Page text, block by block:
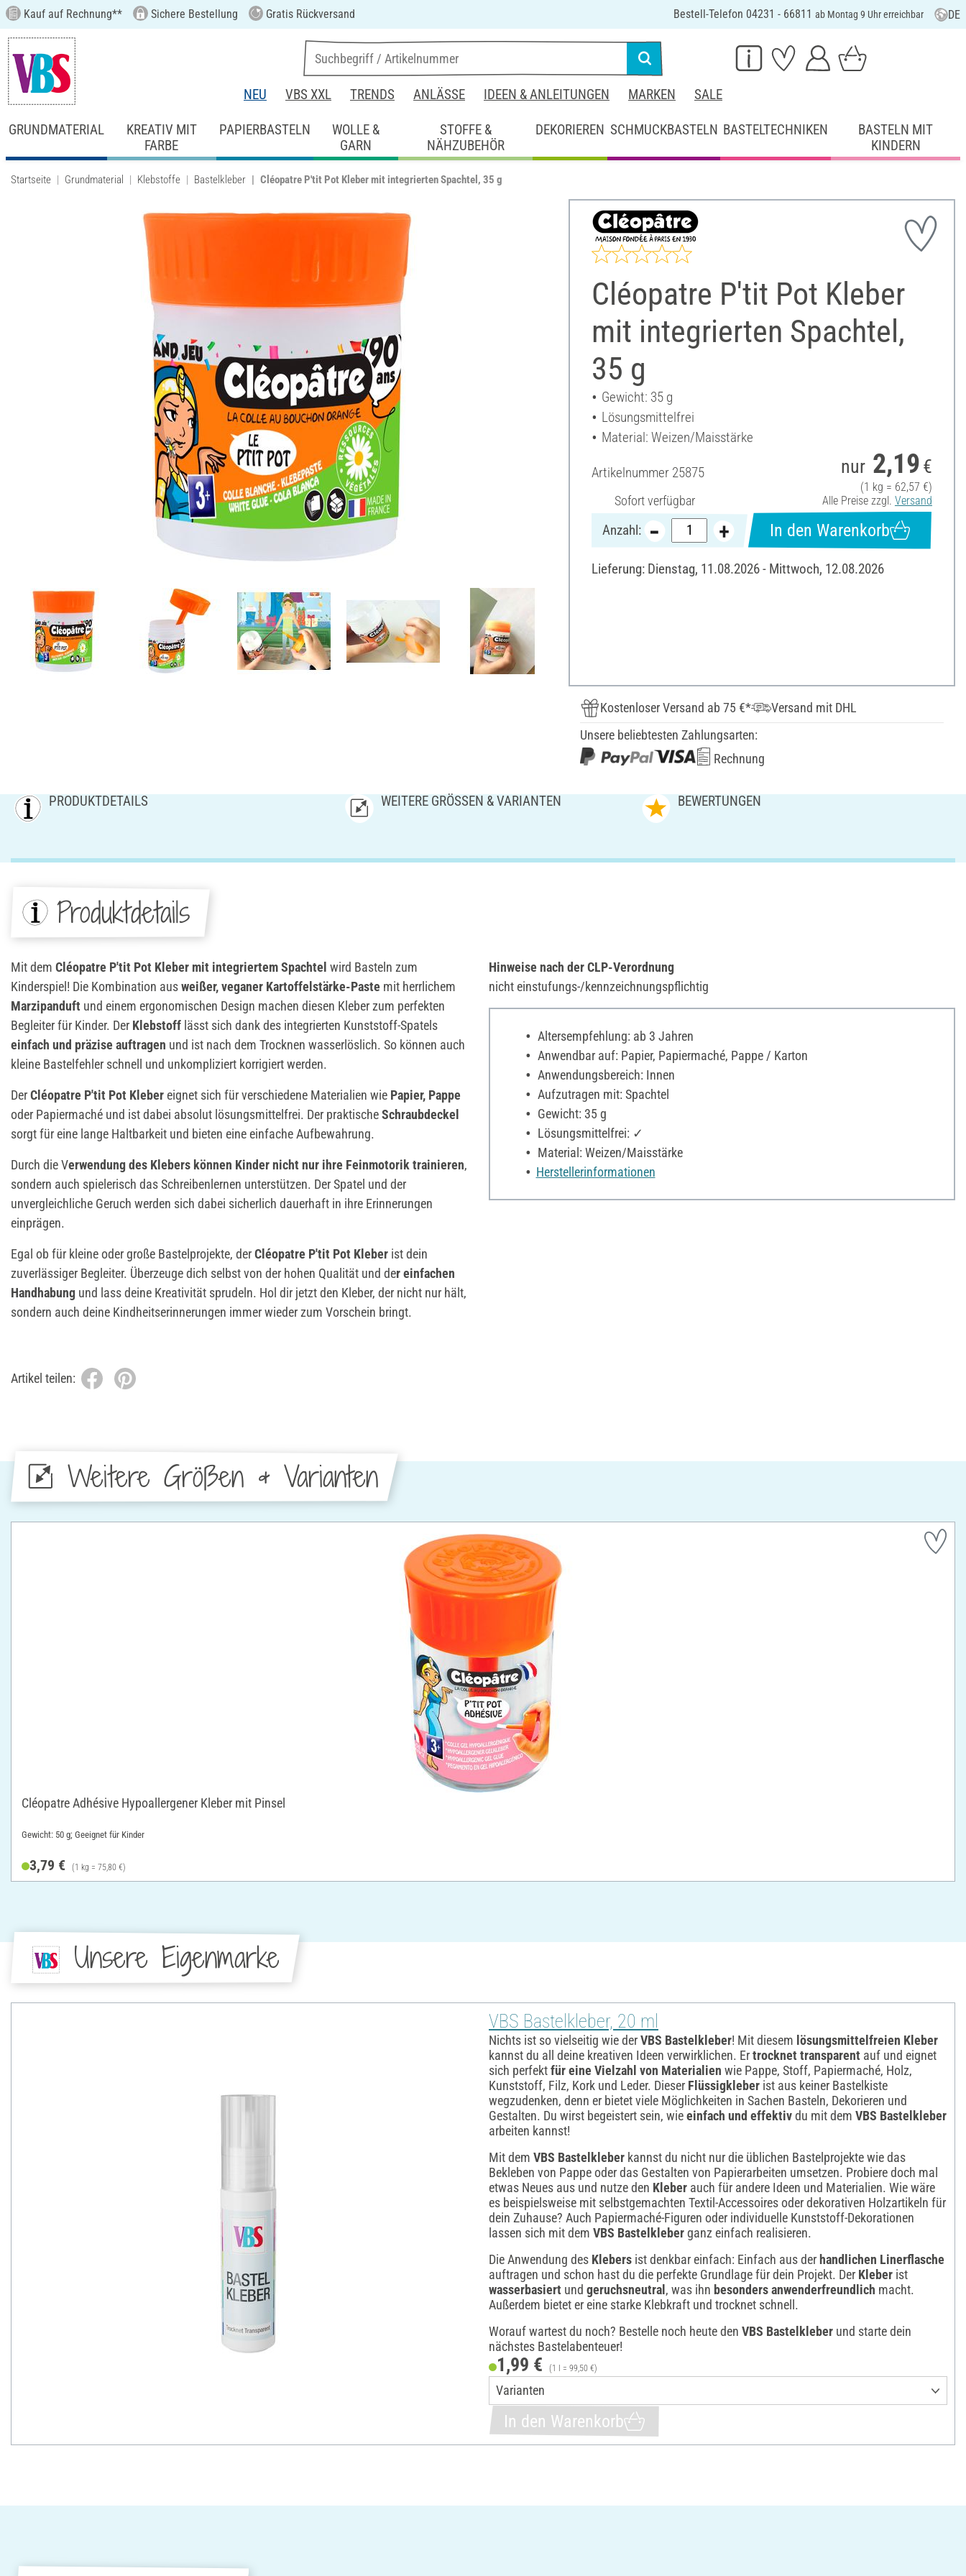
Kauf auf Rechnung** Sichere Bestellung Gratis Rückversand Bestell-Telefon 04231 - 66811 ab Montag 9 Uhr erreichbar DE
NEU VBS XXL TRENDS ANLÄSSE IDEEN & ANLEITUNGEN MARKEN SALE
GRUNDMATERIAL
KREATIV MIT
FARBE
PAPIERBASTELN
WOLLE &
GARN
STOFFE &
NÄHZUBEHÖR
DEKORIEREN SCHMUCKBASTELN BASTELTECHNIKEN
BASTELN MIT
KINDERN
Startseite Grundmaterial Klebstoffe Bastelkleber Cléopatre P'tit Pot Kleber mit integrierten Spachtel, 35 g
Cléopatre P'tit Pot Kleber
mit integrierten Spachtel,
35 g
Gewicht: 35 g
Lösungsmittelfrei
Material: Weizen/Maisstärke
Artikelnummer 25875
Sofort verfügbar
nur 2,19 €
(1 kg = 62,57 €)
Alle Preise zzgl. Versand
Anzahl: In den Warenkorb
Lieferung: Dienstag, 11.08.2026 - Mittwoch, 12.08.2026
Kostenloser Versand ab 75 €*
Versand mit DHL
Unsere beliebtesten Zahlungsarten:
Rechnung
PRODUKTDETAILS WEITERE GRÖSSEN & VARIANTEN BEWERTUNGEN
Produktdetails
Mit dem Cléopatre P'tit Pot Kleber mit integriertem Spachtel wird Basteln zum
Kinderspiel! Die Kombination ausweißer, veganer Kartoffelstärke-Paste mit herrlichem
Marzipanduft und einem ergonomischen Design machen diesen Kleber zum perfekten
Begleiter für Kinder. Der Klebstoff lässt sich dank des integrierten Kunststoff-Spatels
einfach und präzise auftragen und ist nach dem Trocknen wasserlöslich. So können auch
kleine Bastelfehler schnell und unkompliziert korrigiert werden.
DerCléopatre P'tit Pot Kleber eignet sich für verschiedene Materialien wie Papier, Pappe
oder Papiermaché und ist dabei absolut lösungsmittelfrei. Der praktischeSchraubdeckel
sorgt für eine lange Haltbarkeit und bieten eine einfache Aufbewahrung.
Durch die Verwendung des Klebers können Kinder nicht nur ihre Feinmotorik trainieren,
sondern auch spielerisch das Schreibenlernen unterstützen. Der Spatel und der
unvergleichliche Geruch werden sich dabei sicherlich dauerhaft in ihre Erinnerungen
einprägen.
Egal ob für kleine oder große Bastelprojekte, derCléopatre P'tit Pot Kleber ist dein
zuverlässiger Begleiter. Überzeuge dich selbst von der hohen Qualität und der einfachen
Handhabung und lass deine Kreativität sprudeln. Hol dir jetzt den Kleber, der nicht nur hält,
sondern auch deine Kindheitserinnerungen immer wieder zum Vorschein bringt.
Hinweise nach der CLP-Verordnung
nicht einstufungs-/kennzeichnungspflichtig
Altersempfehlung: ab 3 Jahren
Anwendbar auf: Papier, Papiermaché, Pappe / Karton
Anwendungsbereich: Innen
Aufzutragen mit: Spachtel
Gewicht: 35 g
Lösungsmittelfrei: ✓
Material: Weizen/Maisstärke
Herstellerinformationen
Artikel teilen:
Weitere Größen & Varianten
Cléopatre Adhésive Hypoallergener Kleber mit Pinsel
Gewicht: 50 g; Geeignet für Kinder
3,79 € (1 kg = 75,80 €)
Unsere Eigenmarke
VBS Bastelkleber, 20 ml
Nichts ist so vielseitig wie derVBS Bastelkleber! Mit diesem lösungsmittelfreien Kleber
kannst du all deine kreativen Ideen verwirklichen. Ertrocknet transparent auf und eignet
sich perfektfür eine Vielzahl von Materialien wie Pappe, Stoff, Papiermaché, Holz,
Kunststoff, Filz, Kork und Leder. Dieser Flüssigkleber ist aus keiner Bastelkiste
wegzudenken, denn er bietet viele Möglichkeiten in Sachen Basteln, Dekorieren und
Gestalten. Du wirst begeistert sein, wieeinfach und effektivdu mit dem VBS Bastelkleber
arbeiten kannst!
Mit dem VBS Bastelkleber kannst du nicht nur die üblichen Bastelprojekte wie das
Bekleben von Pappe oder das Gestalten von Papierarbeiten umsetzen. Probiere doch mal
etwas Neues aus und nutze den Kleber auch für andere Ideen und Materialien. Wie wäre
es beispielsweise mit selbstgemachten Textil-Accessoires oder dekorativen Holzartikeln für
dein Zuhause? Auch Papiermaché-Figuren oder individuelle Kunststoff-Dekorationen
lassen sich mit dem VBS Bastelkleberganz einfach realisieren.
Die Anwendung des Klebers ist denkbar einfach: Einfach aus der handlichen Linerflasche
auftragen und schon hast du die perfekte Grundlage für dein Projekt. Der Kleber ist
wasserbasiert und geruchsneutral , was ihn besonders anwenderfreundlich macht.
Außerdem bietet er eine starke Klebkraft und trocknet schnell.
Worauf wartest du noch? Bestelle noch heute den VBS Bastelkleber und starte dein
nächstes Bastelabenteuer!
1,99 € (1 l = 99,50 €)
In den Warenkorb